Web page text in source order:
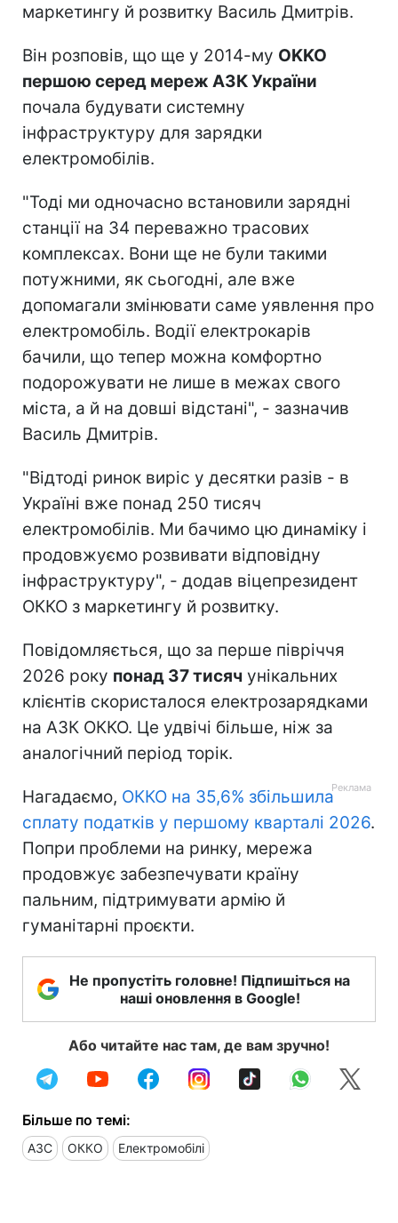
маркетингу й розвитку Василь Дмитрів.
Він розповів, що ще у 2014-му OKKO
першою серед мереж АЗК України
почала будувати системну
інфраструктуру для зарядки
електромобілів.
"Тоді ми одночасно встановили зарядні
станції на 34 переважно трасових
комплексах. Вони ще не були такими
потужними, як сьогодні, але вже
допомагали змінювати саме уявлення про
електромобіль. Водії електрокарів
бачили, що тепер можна комфортно
подорожувати не лише в межах свого
міста, а й на довші відстані", - зазначив
Василь Дмитрів.
"Відтоді ринок виріс у десятки разів - в
Україні вже понад 250 тисяч
електромобілів. Ми бачимо цю динаміку і
продовжуємо розвивати відповідну
інфраструктуру", - додав віцепрезидент
ОККО з маркетингу й розвитку.
Повідомляється, що за перше півріччя
2026 року понад 37 тисяч унікальних
клієнтів скористалося електрозарядками
на АЗК ОККО. Це удвічі більше, ніж за
аналогічний період торік.
Нагадаємо, ОККО на 35,6% збільшила
сплату податків у першому кварталі 2026.
Попри проблеми на ринку, мережа
продовжує забезпечувати країну
пальним, підтримувати армію й
гуманітарні проєкти.
Не пропустіть головне! Підпишіться на
наші оновлення в Google!
Або читайте нас там, де вам зручно!
Більше по темі:
АЗС ОККО Електромобілі